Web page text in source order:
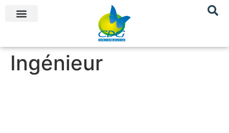
Ingénieur